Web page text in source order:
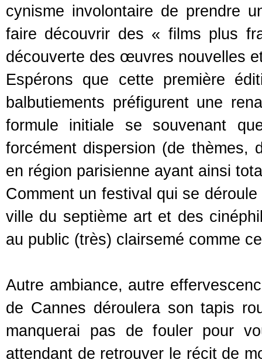
cynisme involontaire de prendre
faire découvrir des « films plus
découverte des œuvres nouvelles
Espérons que cette première
balbutiements préfigurent une
formule initiale se souvenant
forcément dispersion (de thèmes,
en région parisienne ayant ainsi
Comment un festival qui se
ville du septième art et des
au public (très) clairsemé comme
Autre ambiance, autre
de Cannes déroulera son tapis
manquerai pas de fouler pour
attendant de retrouver le récit de